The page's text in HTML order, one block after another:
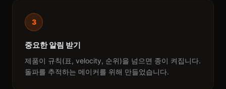
3
중요한 알림 받기
제품이 규칙(표, velocity, 순위)을 넘으면 종이 켜집니다.
돌파를 추적하는 메이커를 위해 만들었습니다.